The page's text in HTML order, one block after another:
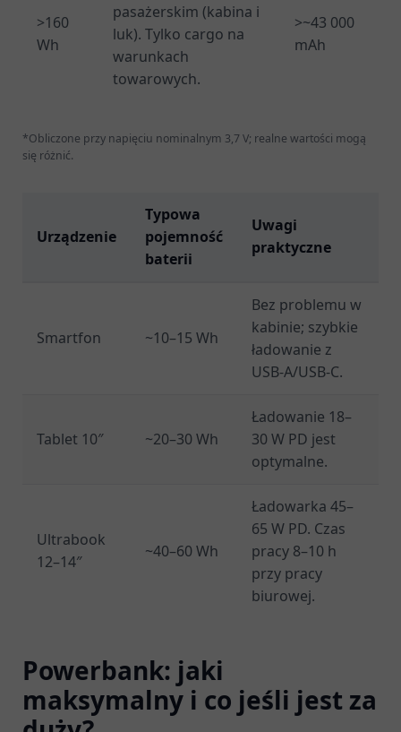
>160
Wh
pasażerskim (kabina i
luk). Tylko cargo na
warunkach
towarowych.
>~43 000
mAh
*Obliczone przy napięciu nominalnym 3,7 V; realne wartości mogą
się różnić.
Urządzenie
Typowa
pojemność
baterii
Uwagi
praktyczne
Smartfon ~10–15 Wh
Bez problemu w
kabinie; szybkie
ładowanie z
USB-A/USB-C.
Tablet 10″ ~20–30 Wh
Ładowanie 18–
30 W PD jest
optymalne.
Ultrabook
12–14″
~40–60 Wh
Ładowarka 45–
65 W PD. Czas
pracy 8–10 h
przy pracy
biurowej.
Powerbank: jaki
maksymalny i co jeśli jest za